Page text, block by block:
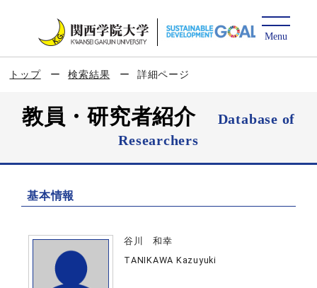
トップ 検索結果 詳細ページ
教員・研究者紹介
Database of
Researchers
基本情報
谷川 和幸
TANIKAWA Kazuyuki